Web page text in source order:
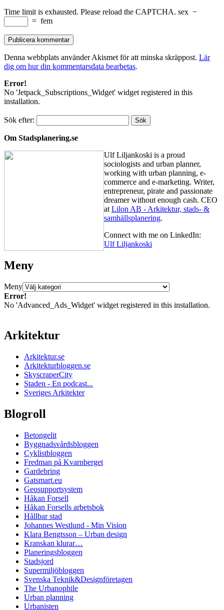
Time limit is exhausted. Please reload the CAPTCHA. sex −
= fem
Denna webbplats använder Akismet för att minska skräppost. Lär
dig om hur din kommentarsdata bearbetas.
Error!
No 'Jetpack_Subscriptions_Widget' widget registered in this
installation.
Sök efter:
Om Stadsplanering.se
Ulf Liljankoski is a proud
sociologists and urban planner,
working with urban planning, e-
commerce and e-marketing. Writer,
entrepreneur, pirate and passionate
dreamer without enough cash. CEO
at Lilon AB - Arkitektur, stads- &
samhällsplanering.
Connect with me on LinkedIn:
Ulf Liljankoski
Meny
Meny
Error!
No 'Advanced_Ads_Widget' widget registered in this installation.
Arkitektur
Arkitektur.se
Arkitekturbloggen.se
SkyscraperCity
Staden - En podcast...
Sveriges Arkitekter
Blogroll
Betongelit
Byggnadsvårdsbloggen
Cyklistbloggen
Fredman på Kvarnberget
Gardebring
Gatsmart.eu
Geosupportsystem
Håkan Forsell
Håkan Forsells arbetsbok
Hållbar stad
Johannes Westlund - Min Vision
Klara Bengtsson – Urban design
Kranskan klurar…
Planeringsbloggen
Stadsjord
Supermiljöbloggen
Svenska Teknik&Designföretagen
The Urbanophile
Urban planning
Urbanisten